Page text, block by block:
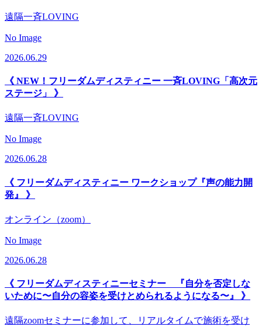
遠隔一斉LOVING
No Image
2026.06.29
《 NEW！フリーダムディスティニー 一斉LOVING「高次元
ステージ」 》
遠隔一斉LOVING
No Image
2026.06.28
《 フリーダムディスティニー ワークショップ『声の能力開
発』 》
オンライン（zoom）
No Image
2026.06.28
《 フリーダムディスティニーセミナー 『自分を否定しな
いために〜自分の容姿を受けとめられるようになる〜』 》
遠隔zoomセミナーに参加して、リアルタイムで施術を受け